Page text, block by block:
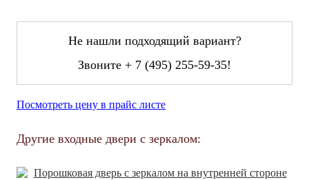
Не нашли подходящий вариант?
Звоните + 7 (495) 255-59-35!
Посмотреть цену в прайс листе
Другие входные двери с зеркалом: